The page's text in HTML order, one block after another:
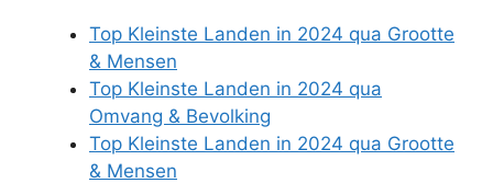
Top Kleinste Landen in 2024 qua Grootte
& Mensen
Top Kleinste Landen in 2024 qua
Omvang & Bevolking
Top Kleinste Landen in 2024 qua Grootte
& Mensen